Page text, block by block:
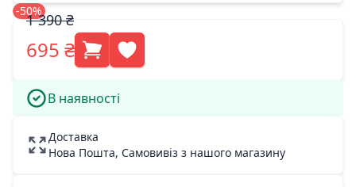
-50%
1 390 ₴
695 ₴
В наявності
Доставка
Нова Пошта, Самовивіз з нашого магазину